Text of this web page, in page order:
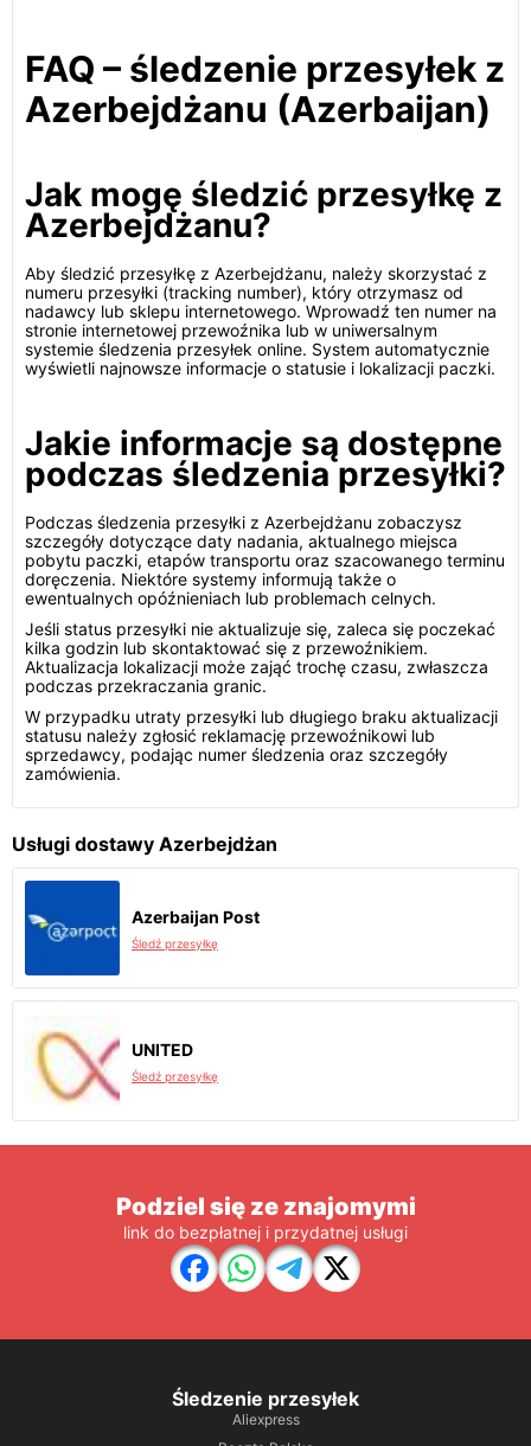
FAQ – śledzenie przesyłek z
Azerbejdżanu (Azerbaijan)
Jak mogę śledzić przesyłkę z
Azerbejdżanu?
Aby śledzić przesyłkę z Azerbejdżanu, należy skorzystać z
numeru przesyłki (tracking number), który otrzymasz od
nadawcy lub sklepu internetowego. Wprowadź ten numer na
stronie internetowej przewoźnika lub w uniwersalnym
systemie śledzenia przesyłek online. System automatycznie
wyświetli najnowsze informacje o statusie i lokalizacji paczki.
Jakie informacje są dostępne
podczas śledzenia przesyłki?
Podczas śledzenia przesyłki z Azerbejdżanu zobaczysz
szczegóły dotyczące daty nadania, aktualnego miejsca
pobytu paczki, etapów transportu oraz szacowanego terminu
doręczenia. Niektóre systemy informują także o
ewentualnych opóźnieniach lub problemach celnych.
Jeśli status przesyłki nie aktualizuje się, zaleca się poczekać
kilka godzin lub skontaktować się z przewoźnikiem.
Aktualizacja lokalizacji może zająć trochę czasu, zwłaszcza
podczas przekraczania granic.
W przypadku utraty przesyłki lub długiego braku aktualizacji
statusu należy zgłosić reklamację przewoźnikowi lub
sprzedawcy, podając numer śledzenia oraz szczegóły
zamówienia.
Usługi dostawy Azerbejdżan
Azerbaijan Post
Śledź przesyłkę
UNITED
Śledź przesyłkę
Podziel się ze znajomymi
link do bezpłatnej i przydatnej usługi
Śledzenie przesyłek
Aliexpress